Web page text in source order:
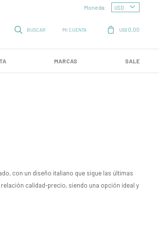
MARCAS SALE
USD 0,00
Moneda:
con un diseño italiano que sigue las últimas
calidad-precio, siendo una opción ideal y